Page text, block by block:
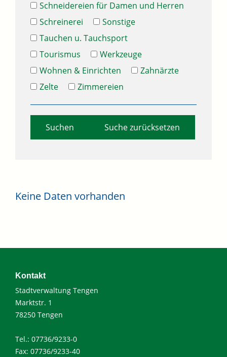
Schneidereien für Damen und Herren
Schreinerei
Sonstige
Tauchen u. Tauchsport
Tourismus
Werkzeuge
Wohnen & Einrichten
Zahnärzte
Zelte
Zimmereien
Suche zurücksetzen
Keine Daten vorhanden
Kontakt
Stadtverwaltung Tengen
Marktstr. 1
78250 Tengen
Tel.: 07736/9233-0
Fax: 07736/9233-40